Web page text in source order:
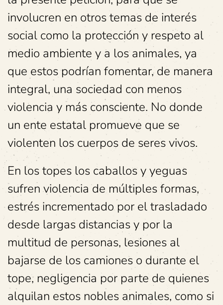
involucren en otros temas de interés
social como la protección y respeto al
medio ambiente y a los animales, ya
que estos podrían fomentar, de manera
integral, una sociedad con menos
violencia y más consciente. No donde
un ente estatal promueve que se
violenten los cuerpos de seres vivos.
En los topes los caballos y yeguas
sufren violencia de múltiples formas,
estrés incrementado por el trasladado
desde largas distancias y por la
multitud de personas, lesiones al
bajarse de los camiones o durante el
tope, negligencia por parte de quienes
alquilan estos nobles animales, como si